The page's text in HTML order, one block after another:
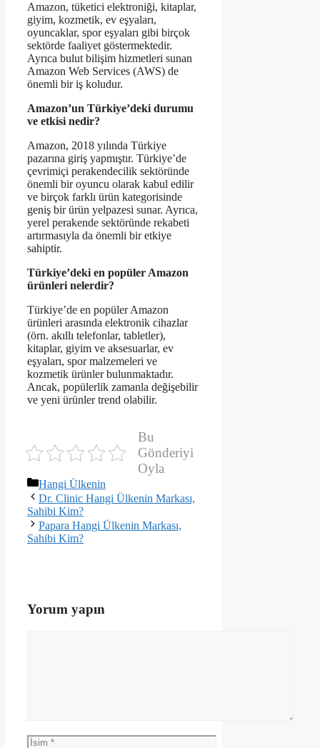
Amazon, tüketici elektroniği, kitaplar,
giyim, kozmetik, ev eşyaları,
oyuncaklar, spor eşyaları gibi birçok
sektörde faaliyet göstermektedir.
Ayrıca bulut bilişim hizmetleri sunan
Amazon Web Services (AWS) de
önemli bir iş koludur.
Amazon’un Türkiye’deki durumu
ve etkisi nedir?
Amazon, 2018 yılında Türkiye
pazarına giriş yapmıştır. Türkiye’de
çevrimiçi perakendecilik sektöründe
önemli bir oyuncu olarak kabul edilir
ve birçok farklı ürün kategorisinde
geniş bir ürün yelpazesi sunar. Ayrıca,
yerel perakende sektöründe rekabeti
artırmasıyla da önemli bir etkiye
sahiptir.
Türkiye’deki en popüler Amazon
ürünleri nelerdir?
Türkiye’de en popüler Amazon
ürünleri arasında elektronik cihazlar
(örn. akıllı telefonlar, tabletler),
kitaplar, giyim ve aksesuarlar, ev
eşyaları, spor malzemeleri ve
kozmetik ürünler bulunmaktadır.
Ancak, popülerlik zamanla değişebilir
ve yeni ürünler trend olabilir.
Bu
Gönderiyi
Oyla
Kategoriler
Hangi Ülkenin
Dr. Clinic Hangi Ülkenin Markası,
Sahibi Kim?
Papara Hangi Ülkenin Markası,
Sahibi Kim?
Yorum yapın
İsim